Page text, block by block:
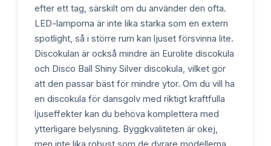
efter ett tag, särskilt om du använder den ofta.
LED-lamporna är inte lika starka som en extern
spotlight, så i större rum kan ljuset försvinna lite.
Discokulan är också mindre än Eurolite discokula
och Disco Ball Shiny Silver discokula, vilket gör
att den passar bäst för mindre ytor. Om du vill ha
en discokula för dansgolv med riktigt kraftfulla
ljuseffekter kan du behöva komplettera med
ytterligare belysning. Byggkvaliteten är okej,